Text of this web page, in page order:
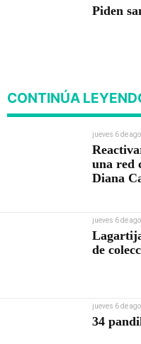
Piden
CONTINÚA
jueves 6 de
una red
Diana
jueves 6 de
de
jueves 6 de
34